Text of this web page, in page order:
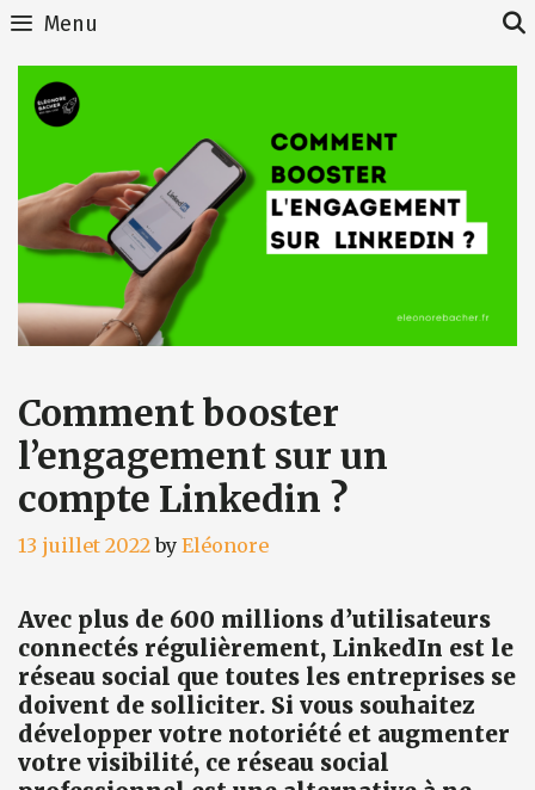
Skip
content
Menu
Comment booster
l’engagement sur un
compte Linkedin ?
13 juillet 2022 by Eléonore
Avec plus de 600 millions d’utilisateurs
connectés régulièrement, LinkedIn est le
réseau social que toutes les entreprises se
doivent de solliciter. Si vous souhaitez
développer votre notoriété et augmenter
votre visibilité, ce réseau social